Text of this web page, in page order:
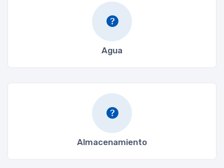
Agua
Almacenamiento